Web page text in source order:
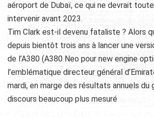
aéroport de Dubaï, ce qui ne devrait
intervenir avant 2023.
Tim Clark est-il devenu fataliste ? Alors
depuis bientôt trois ans à lancer une
de l’A380 (A380 Neo pour new engine
l’emblématique directeur général
mardi, en marge des résultats annuels du
discours beaucoup plus mesuré